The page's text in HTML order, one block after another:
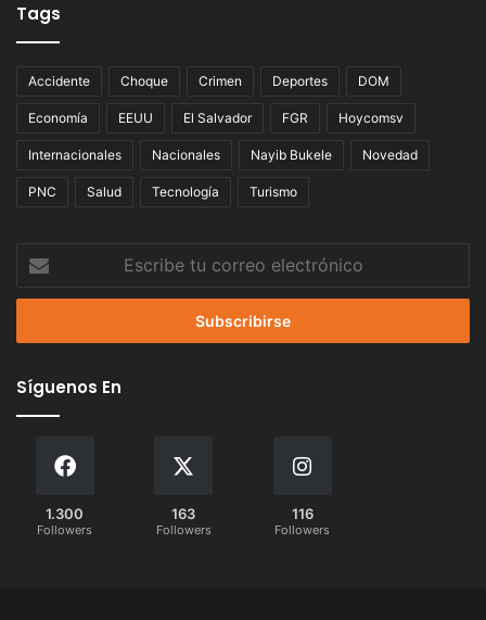
Tags
Accidente Choque Crimen Deportes DOM
Economía EEUU El Salvador FGR Hoycomsv
Internacionales Nacionales Nayib Bukele Novedad
PNC Salud Tecnología Turismo
tu
correo
Síguenos En
1.300
Followers
163
Followers
116
Followers